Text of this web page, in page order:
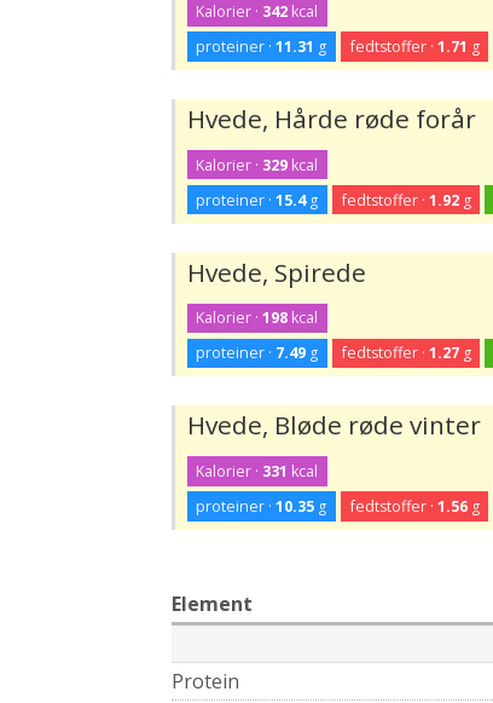
Kalorier · 342 kcal
proteiner ·11.31 g fedtstoffer · 1.71 g
Hvede, Hårde røde forår
Kalorier · 329 kcal
proteiner ·15.4g fedtstoffer · 1.92g
Hvede, Spirede
Kalorier ·198 kcal
proteiner · 7.49 g fedtstoffer · 1.27g
Hvede, Bløde røde vinter
Kalorier · 331 kcal
proteiner ·10.35 g fedtstoffer · 1.56g
Element
Protein